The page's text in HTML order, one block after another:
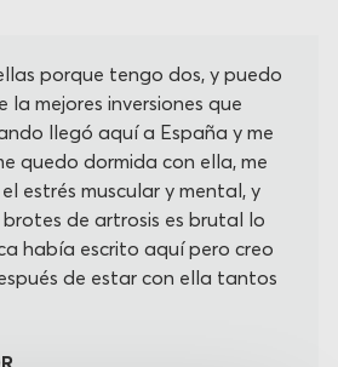
porque tengo dos, y puedo
la mejores inversiones que
llegó aquí a España y me
quedo dormida con ella, me
estrés muscular y mental, y
de artrosis es brutal lo
había escrito aquí pero creo
de estar con ella tantos